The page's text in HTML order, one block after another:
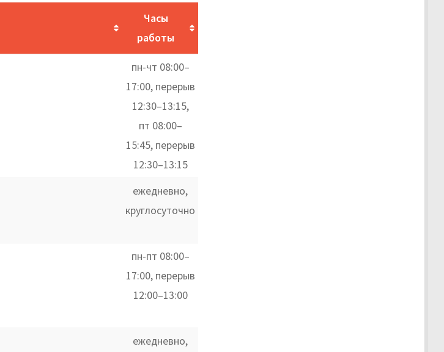
Часы
работы
пн-чт 08:00–
17:00, перерыв
12:30–13:15,
пт 08:00–
15:45, перерыв
12:30–13:15
ежедневно,
круглосуточно
пн-пт 08:00–
17:00, перерыв
12:00–13:00
ежедневно,